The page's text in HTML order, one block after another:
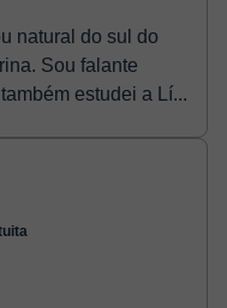
natural do sul do
Sou falante
estudei a Lí...